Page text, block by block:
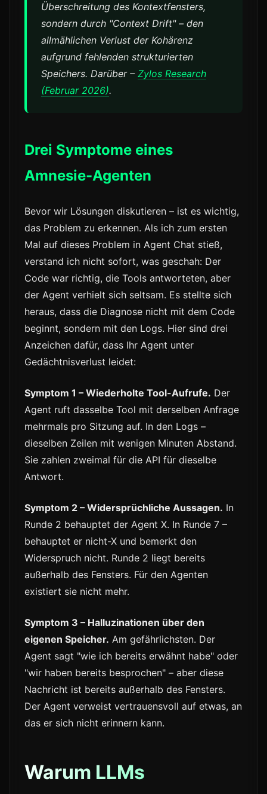
Überschreitung des Kontextfensters,
sondern durch "Context Drift" – den
allmählichen Verlust der Kohärenz
aufgrund fehlenden strukturierten
Speichers. Darüber – Zylos Research
(Februar 2026).
Drei Symptome eines
Amnesie-Agenten
Bevor wir Lösungen diskutieren – ist es wichtig,
das Problem zu erkennen. Als ich zum ersten
Mal auf dieses Problem in Agent Chat stieß,
verstand ich nicht sofort, was geschah: Der
Code war richtig, die Tools antworteten, aber
der Agent verhielt sich seltsam. Es stellte sich
heraus, dass die Diagnose nicht mit dem Code
beginnt, sondern mit den Logs. Hier sind drei
Anzeichen dafür, dass Ihr Agent unter
Gedächtnisverlust leidet:
Symptom 1 – Wiederholte Tool-Aufrufe. Der
Agent ruft dasselbe Tool mit derselben Anfrage
mehrmals pro Sitzung auf. In den Logs –
dieselben Zeilen mit wenigen Minuten Abstand.
Sie zahlen zweimal für die API für dieselbe
Antwort.
Symptom 2 – Widersprüchliche Aussagen. In
Runde 2 behauptet der Agent X. In Runde 7 –
behauptet er nicht-X und bemerkt den
Widerspruch nicht. Runde 2 liegt bereits
außerhalb des Fensters. Für den Agenten
existiert sie nicht mehr.
Symptom 3 – Halluzinationen über den
eigenen Speicher. Am gefährlichsten. Der
Agent sagt "wie ich bereits erwähnt habe" oder
"wir haben bereits besprochen" – aber diese
Nachricht ist bereits außerhalb des Fensters.
Der Agent verweist vertrauensvoll auf etwas, an
das er sich nicht erinnern kann.
Warum LLMs